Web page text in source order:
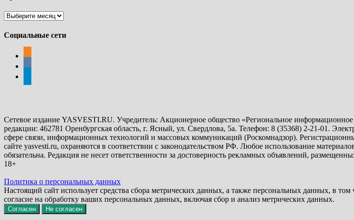
Архивы
Социальные сети
Сетевое издание YASVESTI.RU. Учредитель: Акционерное общество «Региональное
редакции: 462781 Оренбургская область, г. Ясный, ул. Свердлова, 5а. Телефон: 8 (35368) 2-21-01.
сфере связи, информационных технологий и массовых коммуникаций (Роскомнадзор).
сайте yasvesti.ru, охраняются в соответствии с законодательством РФ. Любое использование
обязательна. Редакция не несет ответственности за достоверность рекламных объявлений,
18+
Политика о персональных данных
Настоящий сайт использует средства сбора метрических данных, а также персональных данных, в
согласие на обработку ваших персональных данных, включая сбор и анализ метрических данных.
Согласен Не согласен